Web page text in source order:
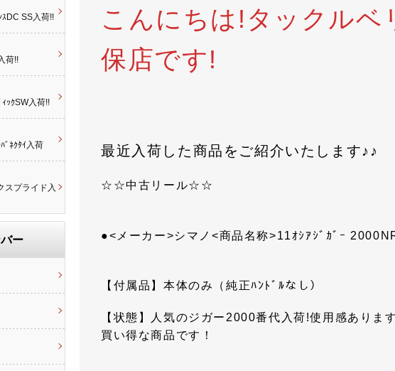
こんにちは!タックルベ
保店です!
最近入荷した商品をご紹介いたします♪♪
☆☆中古リール☆☆
●<メーカー>シマノ<商品名称>11ｵｼｱｼﾞｶﾞｰ
【付属品】本体のみ（純正ﾊﾝﾄﾞﾙなし）
【状態】人気のジガー2000番代入荷!使用感ありま
買い得な商品です！
ｽDC SS入荷!!
荷!!
ｨｯｸSW入荷!!
ﾞﾈｸﾀｲ入荷
スプライド入
ー